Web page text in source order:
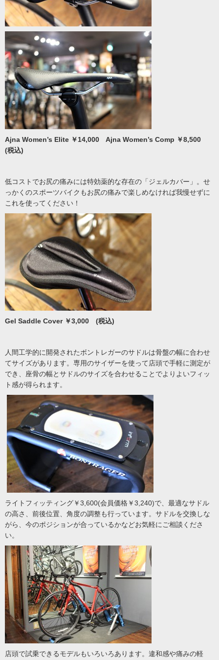
Ajna Women’s Elite ￥14,000 Ajna Women’s Comp ￥8,500
(税込)
低コストでお尻の痛みには特効薬的な存在の「ジェルカバー」。せ
っかくのスポーツバイクもお尻の痛みで楽しめなければ我慢せずに
これを使ってください！
Gel Saddle Cover ￥3,000 (税込)
人間工学的に開発されたボントレガーのサドルは骨盤の幅に合わせ
てサイズがあります。専用のサイザーを使って店頭で手軽に測定が
でき、座骨の幅とサドルのサイズを合わせることでよりよいフィッ
ト感が得られます。
ライトフィッティング￥3,600(会員価格￥3,240)で、最適なサドル
の高さ、前後位置、角度の調整も行っています。サドルを交換しな
がら、今のポジションが合っているかなどお気軽にご相談くださ
い。
店頭で試乗できるモデルもいろいろあります。違和感や痛みの軽